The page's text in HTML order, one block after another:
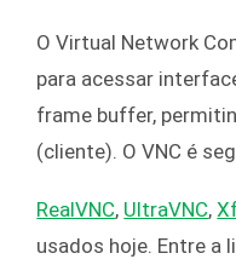
O Virtual Network
para acessar
frame buffer,
(cliente). O VNC é
RealVNC, UltraVNC,
usados hoje. Entre a